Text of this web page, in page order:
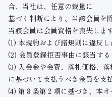
合、当社は、任意の裁量に
基づく判断により、当該会員を
当該会員は会員資格を喪失します
(1) 本規約および諸規則に違反し
(2) 会員登録拒否事由に該当す
(3) 入会金や会費、落札価格、
に基づいて支払うべき金員を支
(4) 第８条第２項に基づき、本